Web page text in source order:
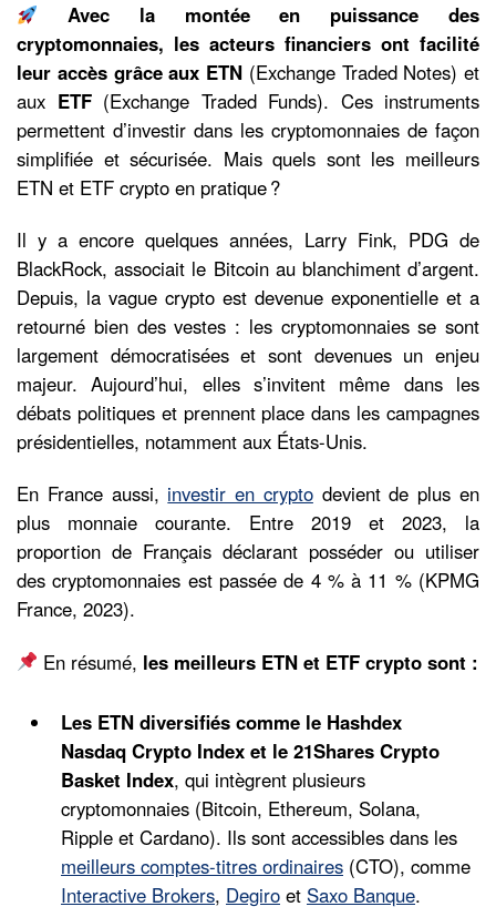
Avec la montée en puissance des
cryptomonnaies, les acteurs financiers ont facilité
leur accès grâce aux ETN (Exchange Traded Notes) et
aux ETF (Exchange Traded Funds). Ces instruments
permettent d’investir dans les cryptomonnaies de façon
simplifiée et sécurisée. Mais quels sont les meilleurs
ETN et ETF crypto en pratique ?
Il y a encore quelques années, Larry Fink, PDG de
BlackRock, associait le Bitcoin au blanchiment d’argent.
Depuis, la vague crypto est devenue exponentielle et a
retourné bien des vestes : les cryptomonnaies se sont
largement démocratisées et sont devenues un enjeu
majeur. Aujourd’hui, elles s’invitent même dans les
débats politiques et prennent place dans les campagnes
présidentielles, notamment aux États-Unis.
En France aussi, investir en cryptodevient de plus en
plus monnaie courante. Entre 2019 et 2023, la
proportion de Français déclarant posséder ou utiliser
des cryptomonnaies est passée de 4 % à 11 % (KPMG
France, 2023).
En résumé, les meilleurs ETN et ETF crypto sont :
Les ETN diversifiés comme le Hashdex
Nasdaq Crypto Index et le 21Shares Crypto
Basket Index, qui intègrent plusieurs
cryptomonnaies (Bitcoin, Ethereum, Solana,
Ripple et Cardano). Ils sont accessibles dans les
meilleurs comptes-titres ordinaires (CTO), comme
Interactive Brokers, Degiro et Saxo Banque.